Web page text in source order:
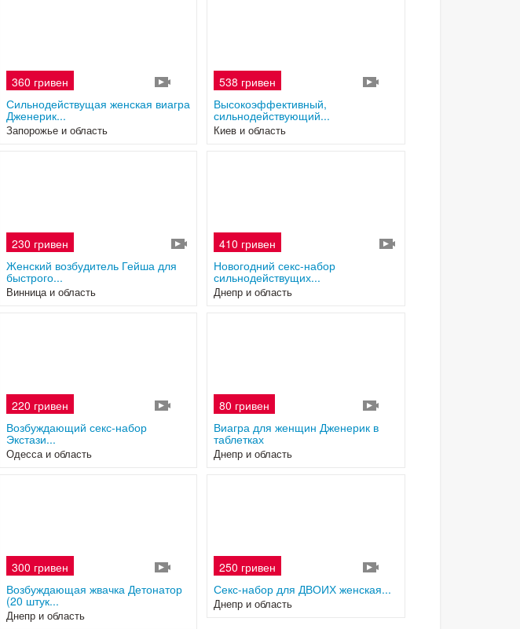
360 гривен
Сильнодействущая женская виагра
Дженерик...
Запорожье и область
538 гривен
Высокоэффективный,
сильнодействующий...
Киев и область
230 гривен
Женский возбудитель Гейша для
быстрого...
Винница и область
410 гривен
Новогодний секс-набор
сильнодействущих...
Днепр и область
220 гривен
Возбуждающий секс-набор
Экстази...
Одесса и область
80 гривен
Виагра для женщин Дженерик в
таблетках
Днепр и область
300 гривен
Возбуждающая жвачка Детонатор
(20 штук...
Днепр и область
250 гривен
Секс-набор для ДВОИХ женская...
Днепр и область